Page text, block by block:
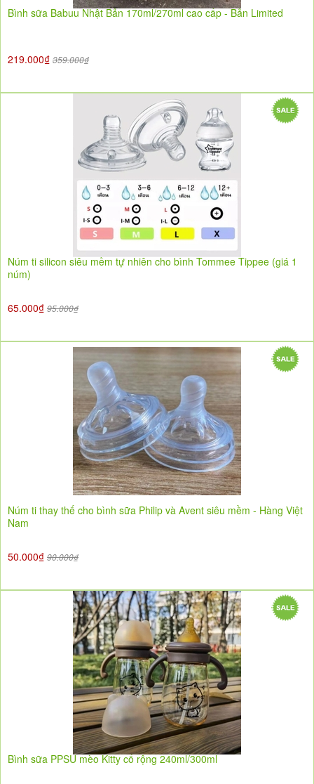
Bình sữa Babuu Nhật Bản 170ml/270ml cao cấp - Bản Limited
219.000₫ 359.000₫
Núm ti silicon siêu mềm tự nhiên cho bình Tommee Tippee (giá 1
núm)
65.000₫ 95.000₫
Núm ti thay thế cho bình sữa Philip và Avent siêu mềm - Hàng Việt
Nam
50.000₫ 90.000₫
Bình sữa PPSU mèo Kitty cổ rộng 240ml/300ml